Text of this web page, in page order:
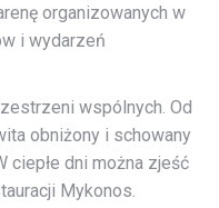
organizowanych w
i wydarzeń
wspólnych. Od
obniżony i schowany
ciepłe dni można zjeść
Mykonos.